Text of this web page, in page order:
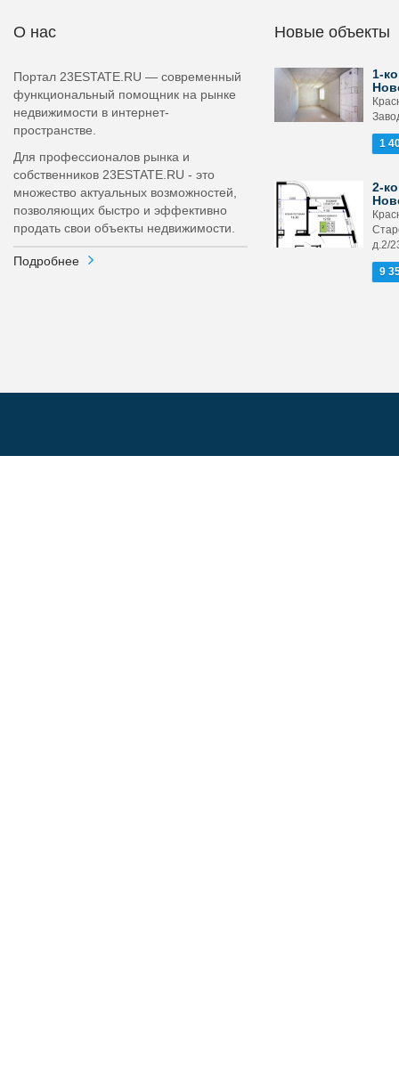
О нас
Портал 23ESTATE.RU — современный
функциональный помощник на рынке
недвижимости в интернет-
пространстве.
Для профессионалов рынка и
собственников 23ESTATE.RU - это
множество актуальных возможностей,
позволяющих быстро и эффективно
продать свои объекты недвижимости.
Подробнее
Новые объекты
1-
1
2-
д.2/
9